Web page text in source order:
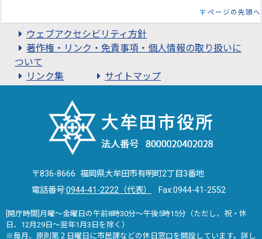
ページの先頭へ
ウェブアクセシビリティ方針
著作権・リンク・免責事項・個人情報の取り扱いに
ついて
リンク集
サイトマップ
〒836-8666 福岡県大牟田市有明町2丁目3番地
電話番号:0944-41-2222（代表） Fax:0944-41-2552
[開庁時間]月曜～金曜日の午前8時30分～午後5時15分（ただし、祝・休
日、12月29日～翌年1月3日を除く）
※毎月、原則第２日曜日に市民課などの休日窓口を開設しています。詳し